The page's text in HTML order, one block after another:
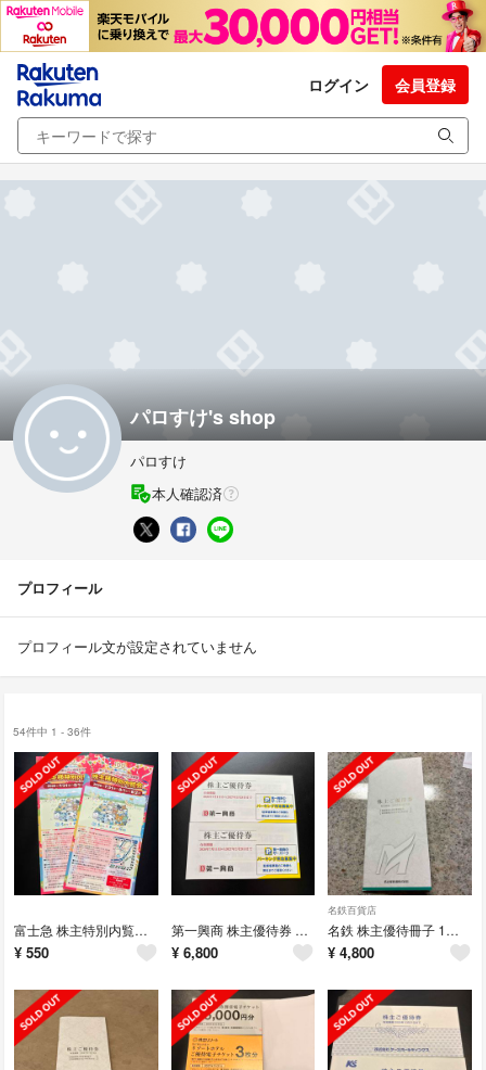
ログイン 会員登録
パロすけ's shop
パロすけ
本人確認済
プロフィール
プロフィール文が設定されていません
54件中 1 - 36件
富士急 株主特別内覧会招待状 2枚
¥ 550
第一興商 株主優待券 10,000円分
¥ 6,800
名鉄百貨店
名鉄 株主優待冊子 1冊(乗車証4枚付き)
¥ 4,800